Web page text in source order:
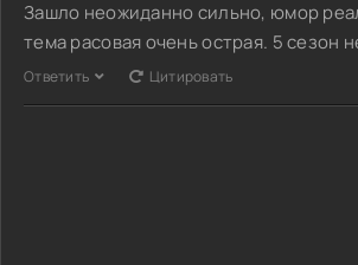
Зашло неожиданно сильно, юмор
тема расовая очень острая. 5 сезон
Ответить Цитировать